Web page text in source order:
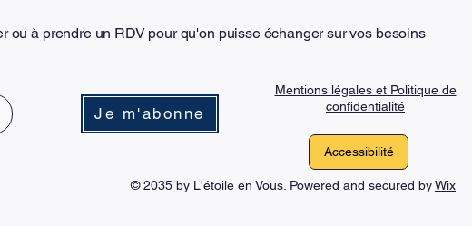
ou à prendre un RDV pour qu'on puisse échanger sur vos besoins
Je m'abonne
Mentions légales et Politique de
confidentialité
© 2035 by L'étoile en Vous. Powered and secured byWix
Accessibilité